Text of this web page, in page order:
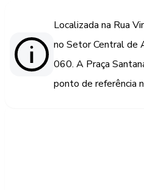
Localizada na Rua
no Setor Central de
060. A Praça
ponto de referência